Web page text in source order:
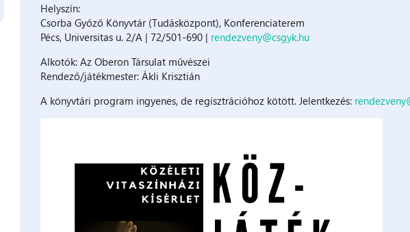
Helyszín:
Csorba Győző Könyvtár (Tudásközpont), Konferenciaterem
Pécs, Universitas u. 2/A | 72/501-690 | rendezveny@csgyk.hu
Alkotók: Az Oberon Társulat művészei
Rendező/játékmester: Ákli Krisztián
A könyvtári program ingyenes, de regisztrációhoz kötött. Jelentkezés: